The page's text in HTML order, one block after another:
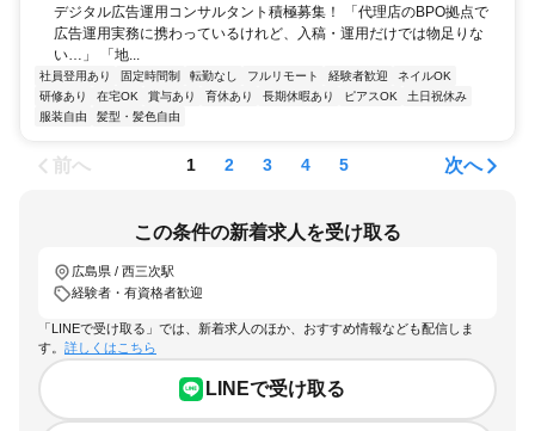
デジタル広告運用コンサルタント積極募集！ 「代理店のBPO拠点で
広告運用実務に携わっているけれど、入稿・運用だけでは物足りな
い…」 「地...
社員登用あり 固定時間制 転勤なし フルリモート 経験者歓迎
ネイルOK
研修あり
在宅OK 賞与あり 育休あり 長期休暇あり ピアスOK
土日祝休み
服装自由
髪型・髪色自由
前へ 1 2 3 4 5 次へ
この条件の新着求人を受け取る
広島県 / 西三次駅
経験者・有資格者歓迎
「LINEで受け取る」では、新着求人のほか、おすすめ情報なども配信しま
す。 詳しくはこちら
LINEで受け取る